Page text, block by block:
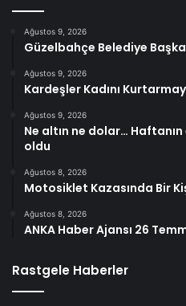
Ağustos 9, 2026
Güzelbahçe Belediye
Ağustos 9, 2026
Kardeşler Kadını
Ağustos 9, 2026
Ne altın ne dolar…
oldu
Ağustos 8, 2026
Motosiklet Kazasında Bir
Ağustos 8, 2026
ANKA Haber Ajansı 26
Rastgele Haberler